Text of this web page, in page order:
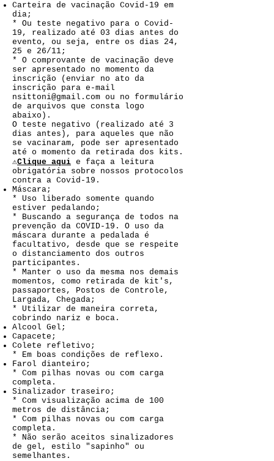
Carteira de vacinação Covid-19 em
dia;
* Ou teste negativo para o Covid-
19, realizado até 03 dias antes do
evento, ou seja, entre os dias 24,
25 e 26/11;
* O comprovante de vacinação deve
ser apresentado no momento da
inscrição (enviar no ato da
inscrição para e-mail
nsittoni@gmail.com ou no formulário
de arquivos que consta logo
abaixo).
O teste negativo (realizado até 3
dias antes), para aqueles que não
se vacinaram, pode ser apresentado
até o momento da retirada dos kits.
⚠️Clique aqui e faça a leitura
obrigatória sobre nossos protocolos
contra a Covid-19.
Máscara;
* Uso liberado somente quando
estiver pedalando;
* Buscando a segurança de todos na
prevenção da COVID-19. O uso da
máscara durante a pedalada é
facultativo, desde que se respeite
o distanciamento dos outros
participantes.
* Manter o uso da mesma nos demais
momentos, como retirada de kit's,
passaportes, Postos de Controle,
Largada, Chegada;
* Utilizar de maneira correta,
cobrindo nariz e boca.
Alcool Gel;
Capacete;
Colete refletivo;
* Em boas condições de reflexo.
Farol dianteiro;
* Com pilhas novas ou com carga
completa.
Sinalizador traseiro;
* Com visualização acima de 100
metros de distância;
* Com pilhas novas ou com carga
completa.
* Não serão aceitos sinalizadores
de gel, estilo "sapinho" ou
semelhantes.